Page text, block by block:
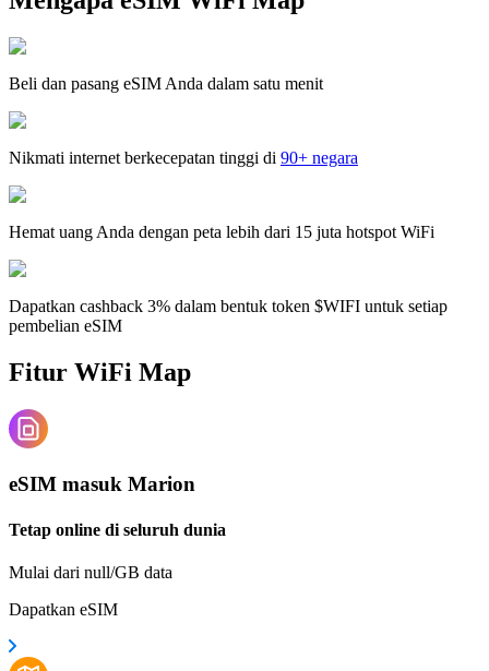
Beli dan pasang eSIM Anda dalam satu menit
Nikmati internet berkecepatan tinggi di 90+ negara
Hemat uang Anda dengan peta lebih dari 15 juta hotspot WiFi
Dapatkan cashback 3% dalam bentuk token $WIFI untuk setiap
pembelian eSIM
Fitur WiFi Map
eSIM masuk Marion
Tetap online di seluruh dunia
Mulai dari null/GB data
Dapatkan eSIM